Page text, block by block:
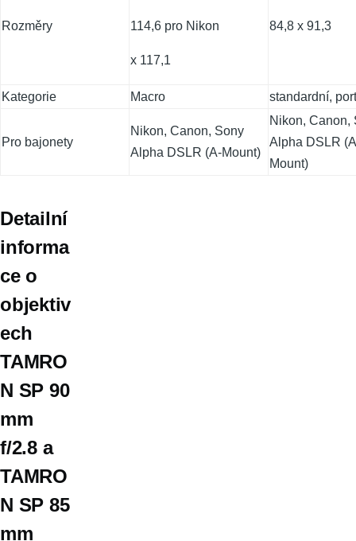
Rozměry 114,6 pro Nikon
x 117,1
84,8 x 91,3
Kategorie Macro standardní,
Pro bajonety
Nikon, Canon, Sony
Alpha DSLR (A-Mount)
Nikon, Canon,
Alpha DSLR
Mount)
Detailní
informa
ce o
objektiv
ech
TAMRO
N SP 90
mm
f/2.8 a
TAMRO
N SP 85
mm